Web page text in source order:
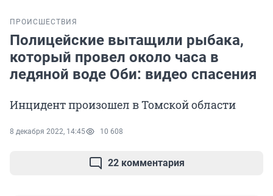
ПРОИСШЕСТВИЯ
Полицейские вытащили рыбака,
который провел около часа в
ледяной воде Оби: видео спасения
Инцидент произошел в Томской области
8 декабря 2022, 14:45 10 608
22 комментария